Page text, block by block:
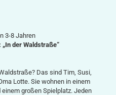
3-8 Jahren
der Waldstraße“
Das sind Tim, Susi,
Lotte. Sie wohnen in einem
großen Spielplatz. Jeden